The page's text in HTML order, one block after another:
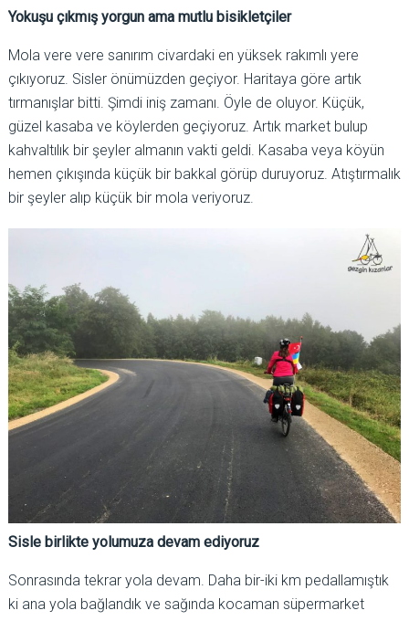
Yokuşu çıkmış yorgun ama mutlu bisikletçiler
Mola vere vere sanırım civardaki en yüksek rakımlı yere
çıkıyoruz. Sisler önümüzden geçiyor. Haritaya göre artık
tırmanışlar bitti. Şimdi iniş zamanı. Öyle de oluyor. Küçük,
güzel kasaba ve köylerden geçiyoruz. Artık market bulup
kahvaltılık bir şeyler almanın vakti geldi. Kasaba veya köyün
hemen çıkışında küçük bir bakkal görüp duruyoruz. Atıştırmalık
bir şeyler alıp küçük bir mola veriyoruz.
Sisle birlikte yolumuza devam ediyoruz
Sonrasında tekrar yola devam. Daha bir-iki km pedallamıştık
ki ana yola bağlandık ve sağında kocaman süpermarket